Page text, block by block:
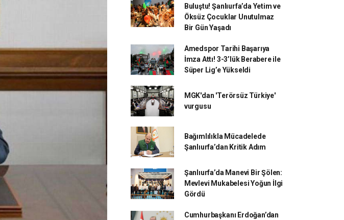
Buluştu! Şanlıurfa’da Yetim ve
Öksüz Çocuklar Unutulmaz
Bir Gün Yaşadı
Amedspor Tarihi Başarıya
İmza Attı! 3-3’lük Berabere ile
Süper Lig’e Yükseldi
MGK'dan 'Terörsüz Türkiye'
vurgusu
Bağımlılıkla Mücadelede
Şanlıurfa’dan Kritik Adım
Şanlıurfa’da Manevi Bir Şölen:
Mevlevi Mukabelesi Yoğun İlgi
Gördü
Cumhurbaşkanı Erdoğan’dan